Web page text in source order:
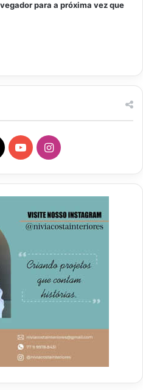
para a próxima vez que
X YouTubeInstagram